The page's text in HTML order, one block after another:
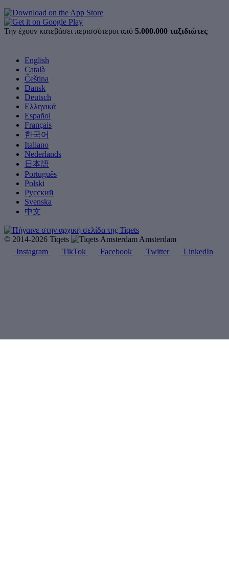
Την έχουν κατεβάσει περισσότεροι από 5.000.000 ταξιδιώτες
English
Català
Čeština
Dansk
Deutsch
Ελληνικά
Español
Français
한국어
Italiano
Nederlands
日本語
Português
Polski
Русский
Svenska
中文
© 2014-2026 Tiqets
Amsterdam
Instagram
TikTok Facebook Twitter LinkedIn